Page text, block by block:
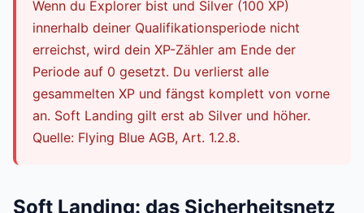
Wenn du Explorer bist und Silver (100 XP)
innerhalb deiner Qualifikationsperiode nicht
erreichst, wird dein XP-Zähler am Ende der
Periode auf 0 gesetzt. Du verlierst alle
gesammelten XP und fängst komplett von vorne
an. Soft Landing gilt erst ab Silver und höher.
Quelle: Flying Blue AGB, Art. 1.2.8.
Soft Landing: das Sicherheitsnetz